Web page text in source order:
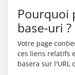
Pourquoi
base-uri ?
Votre page
ces liens relatifs
basera sur l'URL